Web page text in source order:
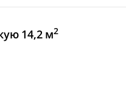
14,2 м2